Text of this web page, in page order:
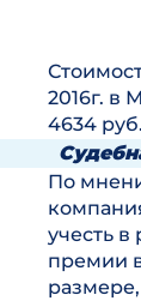
2016г. в
4634 руб.
По
учесть в
премии